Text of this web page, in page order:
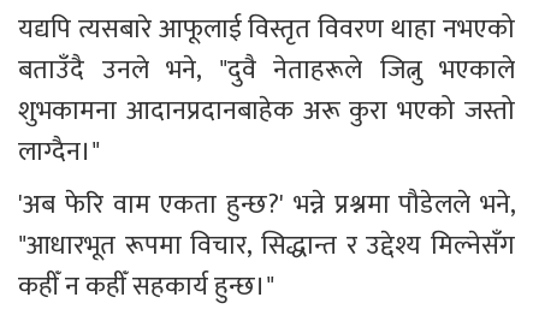
यद्यपि त्यसबारे आफूलाई विस्तृत विवरण थाहा नभएको
बताउँदै उनले भने, "दुवै नेताहरूले जित्नु भएकाले
शुभकामना आदानप्रदानबाहेक अरू कुरा भएको जस्तो
लाग्दैन।"
'अब फेरि वाम एकता हुन्छ?' भन्ने प्रश्नमा पौडेलले भने,
"आधारभूत रूपमा विचार, सिद्धान्त र उद्देश्य मिल्नेसँग
कहीँ न कहीँ सहकार्य हुन्छ।"